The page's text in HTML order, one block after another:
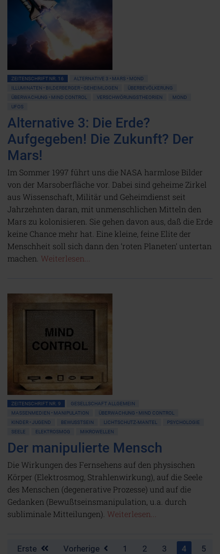
ZEITENSCHRIFT NR. 16
ALTERNATIVE 3 • MARS • MOND
ILLUMINATEN • BILDERBERGER • GEHEIMLOGEN
ÜBERBEVÖLKERUNG
ÜBERWACHUNG • MIND CONTROL
VERSCHWÖRUNGSTHEORIEN
MOND
UFOS
Alternative 3: Die Erde?
Aufgegeben! Die Zukunft? Der
Mars!
Im Sommer 1997 führt uns die NASA harmlose Bilder
von der Marsoberfläche vor. Dabei sind geheime Zirkel
aus Wissenschaft, Militär und Geheimdienst seit
Jahrzehnten daran, mit unmenschlichen Mitteln den
Mars zu kolonisieren. Sie gehen davon aus, daß die Erde
keine Chance mehr hat. Eine kleine, feine Elite der
Menschheit soll sich dann den ‘roten Planeten‘ untertan
machen. Weiterlesen...
ZEITENSCHRIFT NR. 9
GESELLSCHAFT ALLGEMEIN
MASSENMEDIEN • MANIPULATION
ÜBERWACHUNG • MIND CONTROL
KINDER • JUGEND
BEWUSSTSEIN LICHTSCHUTZ-MANTEL
PSYCHOLOGIE
SEELE
ELEKTROSMOG MIKROWELLEN
Der manipulierte Mensch
Die Wirkungen des Fernsehens auf den physischen
Körper (Elektrosmog, Strahlenwirkung), auf die Seele
des Menschen (degenerative Prozesse) und auf die
Gedanken (Bewußtseinsmanipulation, u.a. durch
subliminale Mitteilungen). Weiterlesen...
Erste Vorherige 1 2 3 4
5